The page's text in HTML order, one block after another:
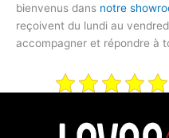
bienvenus dans notre
reçoivent du lundi au
accompagner et répondre à